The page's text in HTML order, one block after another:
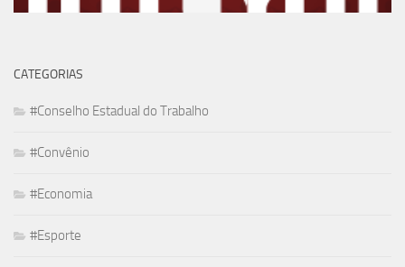
CATEGORIAS
#Conselho Estadual do Trabalho
#Convênio
#Economia
#Esporte